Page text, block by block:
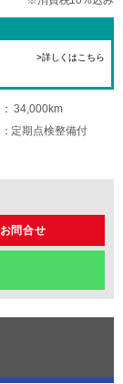
>詳しくはこちら
34,000km
定期点検整備付
お問合せ